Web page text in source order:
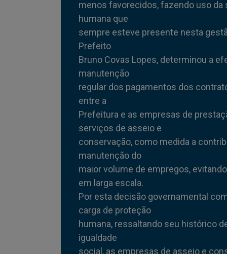
menos favorecidos, fazendo uso da
humana que
sempre esteve presente nesta
Prefeito
Bruno Covas Lopes, determinou a
manutenção
regular dos pagamentos dos
entre a
Prefeitura e as empresas de
serviços de asseio e
conservação, como medida a
manutenção do
maior volume de empregos,
em larga escala.
Por esta decisão governamental
carga de proteção
humana, ressaltando seu histórico
igualdade
social, as empresas de asseio e